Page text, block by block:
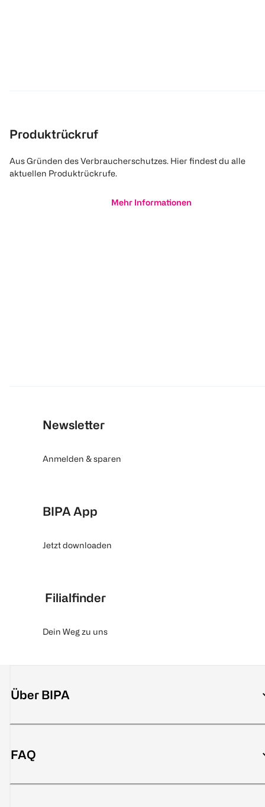
Produktrückruf
Aus Gründen des Verbraucherschutzes. Hier findest du alle
aktuellen Produktrückrufe.
Mehr Informationen
Newsletter
Anmelden & sparen
BIPA App
Jetzt downloaden
Filialfinder
Dein Weg zu uns
Über BIPA
FAQ